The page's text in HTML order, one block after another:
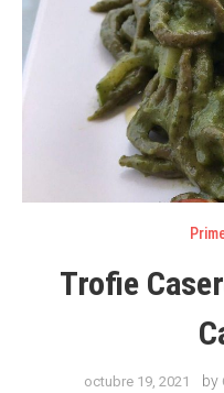
Trofie
octubre 19, 2021 by